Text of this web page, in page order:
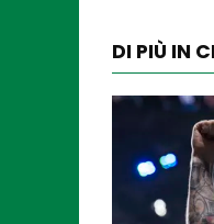
DI PIÙ IN